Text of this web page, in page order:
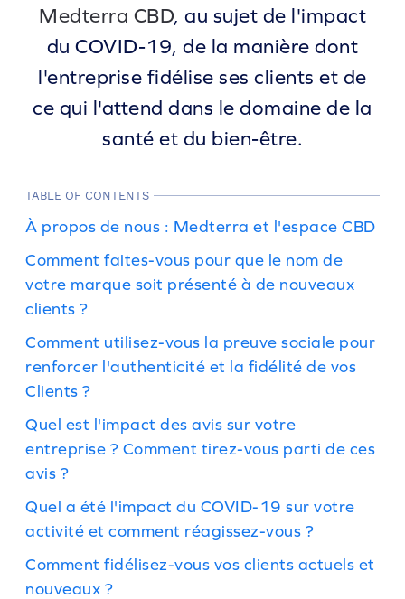
Medterra CBD, au sujet de l'impact
du COVID-19, de la manière dont
l'entreprise fidélise ses clients et de
ce qui l'attend dans le domaine de la
santé et du bien-être.
TABLE OF CONTENTS
À propos de nous : Medterra et l'espace CBD
Comment faites-vous pour que le nom de
votre marque soit présenté à de nouveaux
clients ?
Comment utilisez-vous la preuve sociale pour
renforcer l'authenticité et la fidélité de vos
Clients ?
Quel est l'impact des avis sur votre
entreprise ? Comment tirez-vous parti de ces
avis ?
Quel a été l'impact du COVID-19 sur votre
activité et comment réagissez-vous ?
Comment fidélisez-vous vos clients actuels et
nouveaux ?